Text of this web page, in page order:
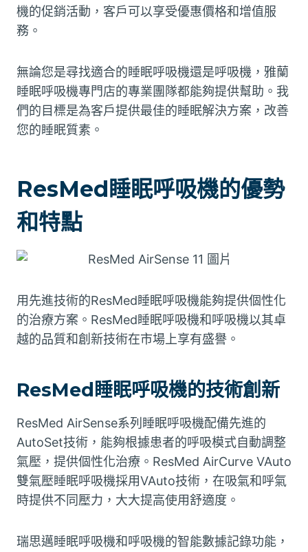
機的促銷活動，客戶可以享受優惠價格和增值服
務。
無論您是尋找適合的睡眠呼吸機還是呼吸機，雅蘭
睡眠呼吸機專門店的專業團隊都能夠提供幫助。我
們的目標是為客戶提供最佳的睡眠解決方案，改善
您的睡眠質素。
ResMed睡眠呼吸機的優勢
和特點
用先進技術的ResMed睡眠呼吸機能夠提供個性化
的治療方案。ResMed睡眠呼吸機和呼吸機以其卓
越的品質和創新技術在市場上享有盛譽。
ResMed睡眠呼吸機的技術創新
ResMed AirSense系列睡眠呼吸機配備先進的
AutoSet技術，能夠根據患者的呼吸模式自動調整
氣壓，提供個性化治療。ResMed AirCurve VAuto
雙氣壓睡眠呼吸機採用VAuto技術，在吸氣和呼氣
時提供不同壓力，大大提高使用舒適度。
瑞思邁睡眠呼吸機和呼吸機的智能數據記錄功能，